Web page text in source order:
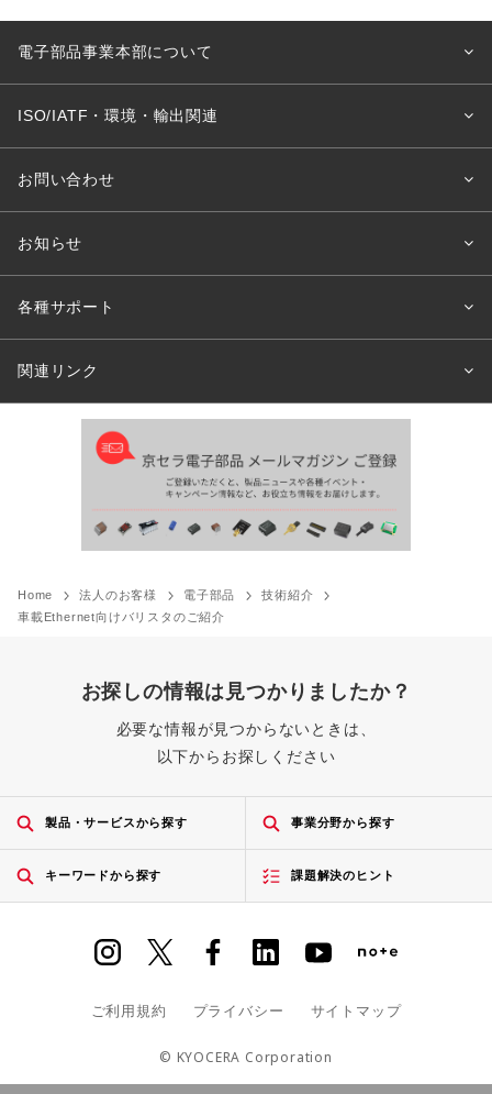
電子部品事業本部について
ISO/IATF・環境・輸出関連
お問い合わせ
お知らせ
各種サポート
関連リンク
Home 法人のお客様 電子部品
技術紹介
車載Ethernet向けバリスタのご紹介
お探しの情報は見つかりましたか？
必要な情報が見つからないときは、
以下からお探しください
製品・サービスから探す 事業分野から探す
キーワードから探す 課題解決のヒント
ご利用規約 プライバシー サイトマップ
© KYOCERA Corporation